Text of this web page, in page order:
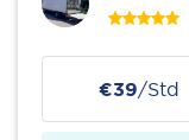
€39/Std